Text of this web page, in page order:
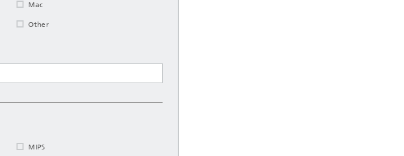
Mac
Other
MIPS